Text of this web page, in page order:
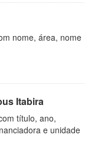
nome, área, nome
Itabira
título, ano,
e unidade